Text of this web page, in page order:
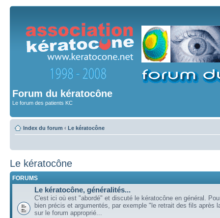
Forum du kératocône
Le forum des patients KC
Index du forum ‹ Le kératocône
Le kératocône
FORUMS
Le kératocône, généralités...
C'est ici où est "abordé" et discuté le kératocône en général.
bien précis et argumentés, par exemple "le retrait des fils après
sur le forum approprié...